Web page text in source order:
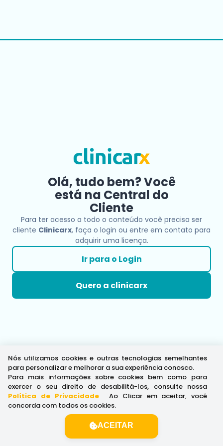
Olá, tudo bem? Você
está na Central do
Cliente
Para ter acesso a todo o conteúdo você precisa ser
cliente Clinicarx, faça o login ou entre em contato para
adquirir uma licença.
Ir para o Login
Quero a clinicarx
Nós utilizamos cookies e outras tecnologias semelhantes
para personalizar e melhorar a sua experiência conosco.
Para mais informações sobre cookies bem como para
exercer o seu direito de desabilitá-los, consulte nossa
Política de Privacidade.
Ao Clicar em aceitar, você
concorda com todos os cookies.
ACEITAR